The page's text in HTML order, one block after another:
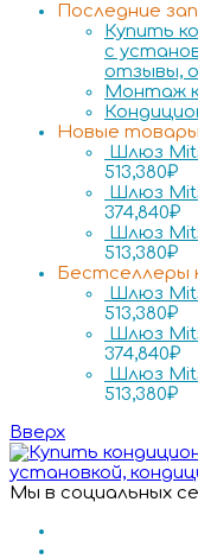
Последние
Купить
с
отзывы,
Монтаж
Новые товары
Шлюз
513,380₽
Шлюз
374,840₽
Шлюз
513,380₽
Бестселлеры
Шлюз
513,380₽
Шлюз
374,840₽
Шлюз
513,380₽
Вверх
Мы в социальных